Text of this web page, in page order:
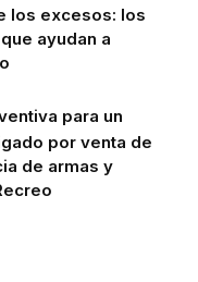
los excesos: los
ayudan a
para un
por venta de
de armas y